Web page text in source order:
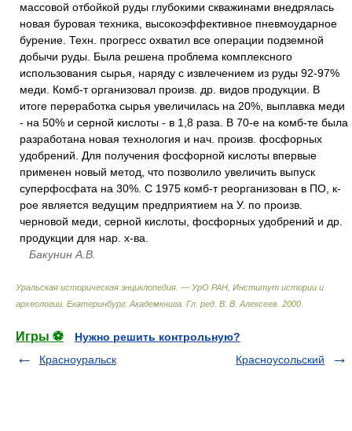
массовой отбойкой руды глубокими скважинами внедрялась
новая буровая техника, высокоэффективное пневмоударное
бурение. Техн. прогресс охватил все операции подземной
добычи руды. Была решена проблема комплексного
использования сырья, наряду с извлечением из руды 92-97%
меди. Комб-т организовал произв. др. видов продукции. В
итоге переработка сырья увеличилась на 20%, выплавка меди
- на 50% и серной кислоты - в 1,8 раза. В 70-е на комб-те была
разработана новая технология и нач. произв. фосфорных
удобрений. Для получения фосфорной кислоты впервые
применен новый метод, что позволило увеличить выпуск
суперфосфата на 30%. С 1975 комб-т реорганизован в ПО, к-
рое является ведущим предприятием на У. по произв.
черновой меди, серной кислоты, фосфорных удобрений и др.
продукции для нар. х-ва.
Бакунин А.В.
Уральская историческая энциклопедия. — УрО РАН, Институт истории и
археологии. Екатеринбург: Академкнига Гл. ред. В. В. Алексеев 2000
Игры ⚽
Нужно решить контрольную?
Красноуральск
Красноусольский